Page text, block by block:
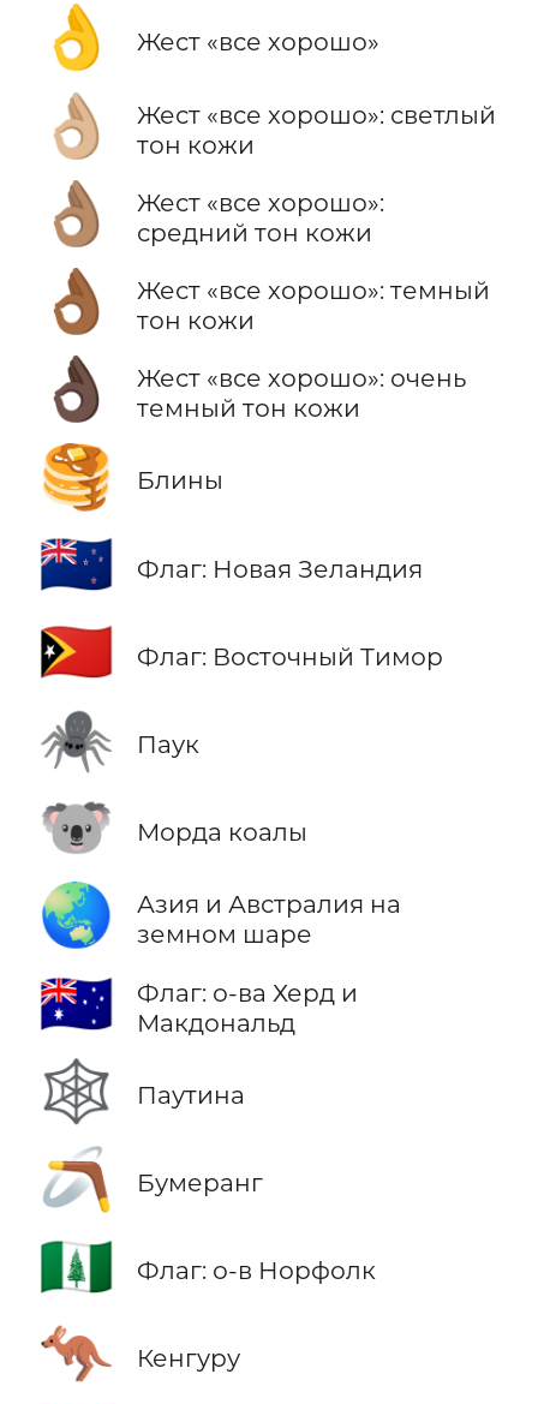
👌 Жест «все хорошо»
👌🏼
Жест «все хорошо»: светлый
тон кожи
👌🏽
Жест «все хорошо»:
средний тон кожи
👌🏾
Жест «все хорошо»: темный
тон кожи
👌🏿
Жест «все хорошо»: очень
темный тон кожи
🥞 Блины
🇳🇿 Флаг: Новая Зеландия
🇹🇱 Флаг: Восточный Тимор
🕷️ Паук
🐨 Морда коалы
🌏
Азия и Австралия на
земном шаре
🇭🇲
Флаг: о-ва Херд и
Макдональд
🕸️ Паутина
🪃 Бумеранг
🇳🇫 Флаг: о-в Норфолк
🦘 Кенгуру